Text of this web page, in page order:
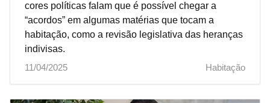
cores políticas falam que é possível chegar a
“acordos” em algumas matérias que tocam a
habitação, como a revisão legislativa das heranças
indivisas.
11/04/2025
Habitação